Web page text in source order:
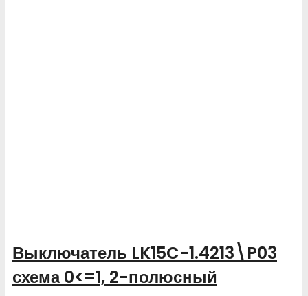
Выключатель LK15C-1.4213\P03
схема 0<=1, 2-полюсный